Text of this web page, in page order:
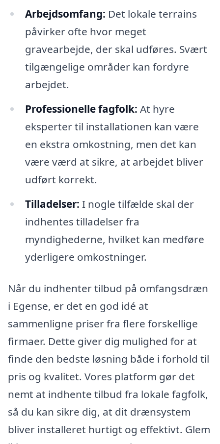
Arbejdsomfang: Det lokale terrains
påvirker ofte hvor meget
gravearbejde, der skal udføres. Svært
tilgængelige områder kan fordyre
arbejdet.
Professionelle fagfolk: At hyre
eksperter til installationen kan være
en ekstra omkostning, men det kan
være værd at sikre, at arbejdet bliver
udført korrekt.
Tilladelser: I nogle tilfælde skal der
indhentes tilladelser fra
myndighederne, hvilket kan medføre
yderligere omkostninger.
Når du indhenter tilbud på omfangsdræn
i Egense, er det en god idé at
sammenligne priser fra flere forskellige
firmaer. Dette giver dig mulighed for at
finde den bedste løsning både i forhold til
pris og kvalitet. Vores platform gør det
nemt at indhente tilbud fra lokale fagfolk,
så du kan sikre dig, at dit drænsystem
bliver installeret hurtigt og effektivt. Glem